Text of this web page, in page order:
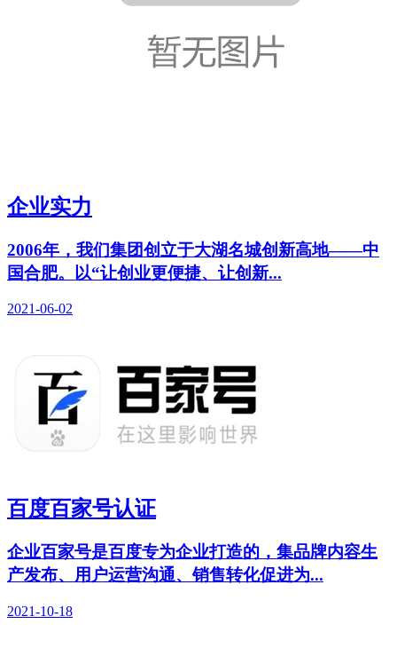
企业实力
2006年，我们集团创立于大湖名城创新高地——中
国合肥。以“让创业更便捷、让创新...
2021-06-02
百度百家号认证
企业百家号是百度专为企业打造的，集品牌内容生
产发布、用户运营沟通、销售转化促进为...
2021-10-18